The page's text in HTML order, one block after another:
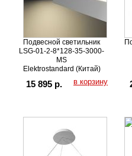
Подвесной светильник
LSG-01-2-8*128-35-3000-
MS
Elektrostandard (Китай)
15 895 р. в корзину